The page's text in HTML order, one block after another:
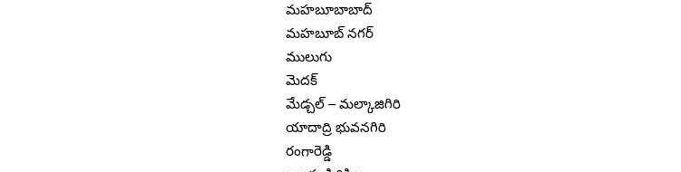
మహబూబాబాద్
మహబూబ్ నగర్
ములుగు
మెదక్
మేడ్చల్ – మల్కాజిగిరి
యాదాద్రి భువనగిరి
రంగారెడ్డి